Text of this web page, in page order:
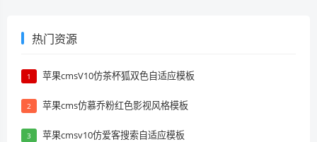
热门资源
1 苹果cmsV10仿茶杯狐双色自适应模板
2 苹果cms仿慕乔粉红色影视风格模板
3 苹果cmsv10仿爱客搜索自适应模板